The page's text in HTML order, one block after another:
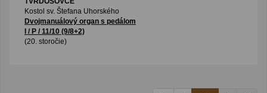
Kostol sv. Štefana Uhorského
Dvojmanuálový organ s pedálom
I / P / 11/10 (9/8+2)
(20. storočie)